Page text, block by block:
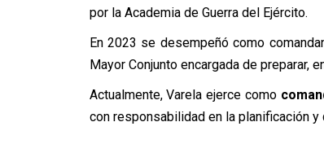
por la Academia de Guerra del Ejército.
En 2023 se desempeñó como
Mayor Conjunto encargada de preparar,
Actualmente, Varela ejerce como
con responsabilidad en la planificación